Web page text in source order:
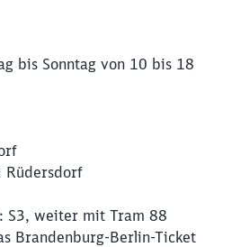
bis Sonntag von 10 bis 18
Rüdersdorf
S3, weiter mit Tram 88
Brandenburg-Berlin-Ticket